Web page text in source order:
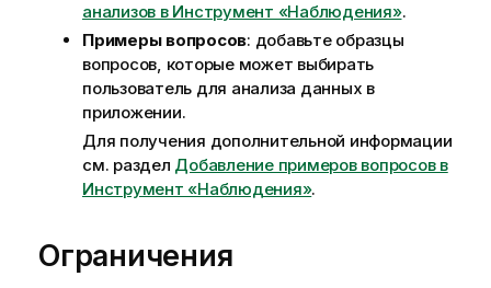
анализов в Инструмент «Наблюдения».
Примеры вопросов: добавьте образцы
вопросов, которые может выбирать
пользователь для анализа данных в
приложении.
Для получения дополнительной информации
см. раздел Добавление примеров вопросов в
Инструмент «Наблюдения».
Ограничения